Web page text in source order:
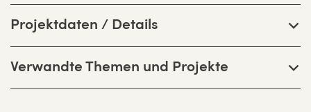
Projektdaten / Details
Verwandte Themen und Projekte